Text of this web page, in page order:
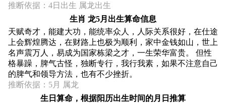
推断依据：4日出生 属龙出生
生肖 龙5月出生算命信息
天赋奇才，能建大功，能统率众人，人际关系很好，在仕途
上会辉煌腾达，在财路上也极为顺利，家中金钱如山，世上
名声震万人，易成为国家栋梁之才，一生荣华富贵。 但性
格暴躁，脾气古怪，独断专行，我行我素，如果不注意自己
的脾气和领导方法，也有不少挫折。
推断依据：5月 属龙
生日算命，根据阳历出生时间的月日推算